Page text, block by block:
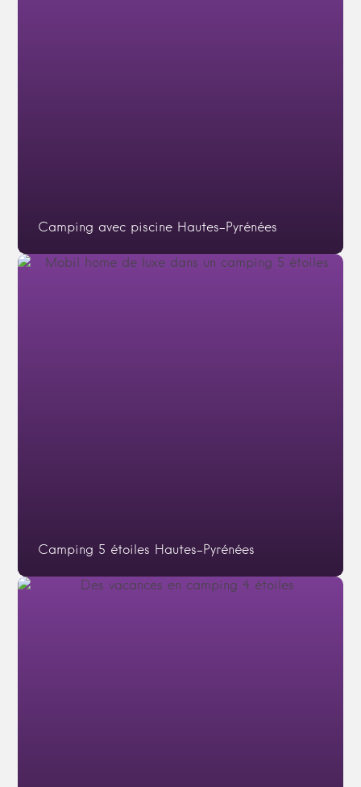
Camping avec piscine Hautes-Pyrénées
Camping 5 étoiles Hautes-Pyrénées